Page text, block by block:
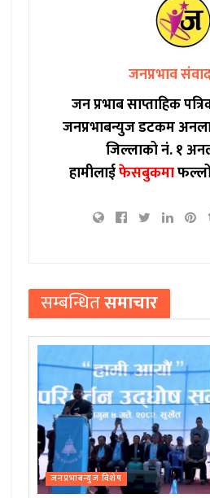
जनप्रभाव
जन प्रभाब साप्ताहिक
जनप्रभाबन्युज डटकम
जिल्लाको नं. १
हामीलाईफेसबुकमाफल्लो
सम्बन्धितसमाचार
जनप्रभाबन्युज विशेष